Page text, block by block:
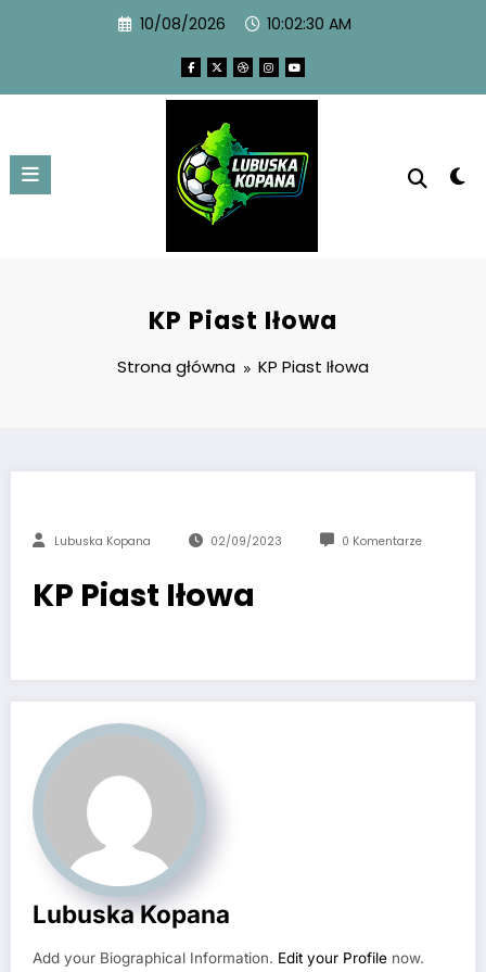
10/08/2026 10:02:30 AM
KP Piast Iłowa
Strona główna KP Piast Iłowa
Lubuska Kopana 02/09/2023 0 Komentarze
KP Piast Iłowa
Lubuska Kopana
Add your Biographical Information. Edit your Profile now.